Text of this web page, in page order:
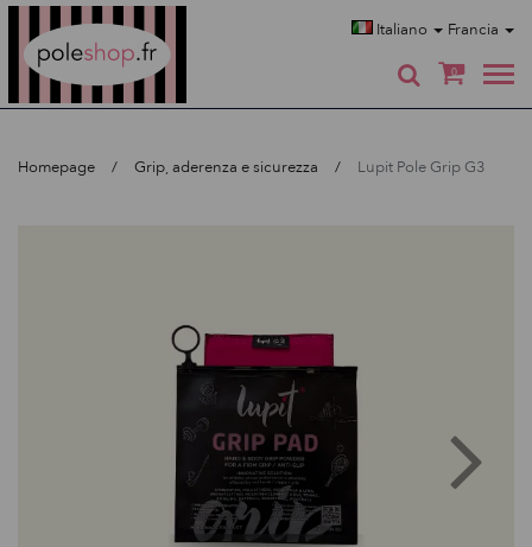
Italiano Francia
0
Homepage Grip, aderenza e sicurezza Lupit Pole Grip G3